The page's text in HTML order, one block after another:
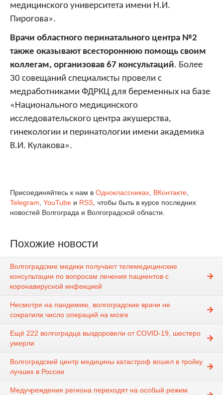
медицинского университета имени Н.И.
Пирогова».
Врачи областного перинатального центра №2
также оказывают всестороннюю помощь своим
коллегам, организовав 67 консультаций. Более
30 совещаний специалисты провели с
медработниками ФДРКЦ для беременных на базе
«Национального медицинского
исследовательского центра акушерства,
гинекологии и перинатологии имени академика
В.И. Кулакова».
Присоединяйтесь к нам в Одноклассниках, ВКонтакте,
Telegram, YouTube и RSS, чтобы быть в курсе последних
новостей Волгограда и Волгоградской области.
Похожие новости
Волгоградские медики получают телемедицинские
консультации по вопросам лечения пациентов с
коронавирусной инфекцией
Несмотря на пандемию, волгоградские врачи не
сократили число операций на мозге
Ещё 222 волгоградца выздоровели от COVID-19, шестеро
умерли
Волгоградский центр медицины катастроф вошел в тройку
лучших в России
Медучреждения региона переходят на особый режим